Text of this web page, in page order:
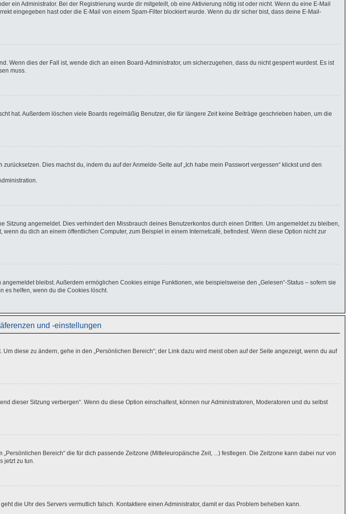
ein Administrator. Bei der Registrierung wurde dir mitgeteilt, ob eine Aktivierung nötig ist oder nicht. Wenn du eine E-Mail
eingegeben hast oder die E-Mail von einem Spam-Filter blockiert wurde. Wenn du dir sicher bist, dass deine E-Mail-
Wenn dies der Fall ist, wende dich an einen Board-Administrator, um sicherzugehen, dass du nicht gesperrt wurdest. Es ist
muss.
hat. Außerdem löschen viele Boards regelmäßig Benutzer, die für längere Zeit keine Beiträge geschrieben haben, um die
Dies machst du, indem du auf der Anmelde-Seite auf „Ich habe mein Passwort vergessen“ klickst und den
Sitzung angemeldet. Dies verhindert den Missbrauch deines Benutzerkontos durch einen Dritten. Um angemeldet zu bleiben,
du dich an einem öffentlichen Computer, zum Beispiel in einem Internetcafé, befindest. Wenn diese Option nicht zur
bleibst. Außerdem ermöglichen Cookies einige Funktionen, wie beispielsweise den „Gelesen“-Status – sofern sie
es helfen, wenn du die Cookies löscht.
und -einstellungen
diese zu ändern, gehe in den „Persönlichen Bereich“; der Link dazu wird meist oben auf der Seite angezeigt, wenn du auf
dieser Sitzung verbergen“. Wenn du diese Option einschaltest, können nur Administratoren, Moderatoren und du selbst
Bereich“ die für dich passende Zeitzone (Mitteleuropäische Zeit, ...) festlegen. Die Zeitzone kann dabei nur von
jetzt zu tun.
die Uhr des Servers vermutlich falsch. Kontaktiere einen Administrator, damit er das Problem beheben kann.